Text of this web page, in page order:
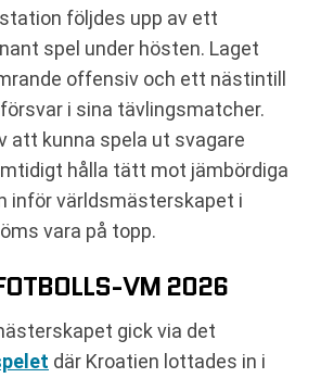
följdes upp av ett
spel under hösten. Laget
offensiv och ett nästintill
i sina tävlingsmatcher.
att kunna spela ut svagare
hålla tätt mot jämbördiga
inför världsmästerskapet i
vara på topp.
VM 2026
gick via det
där Kroatien lottades in i